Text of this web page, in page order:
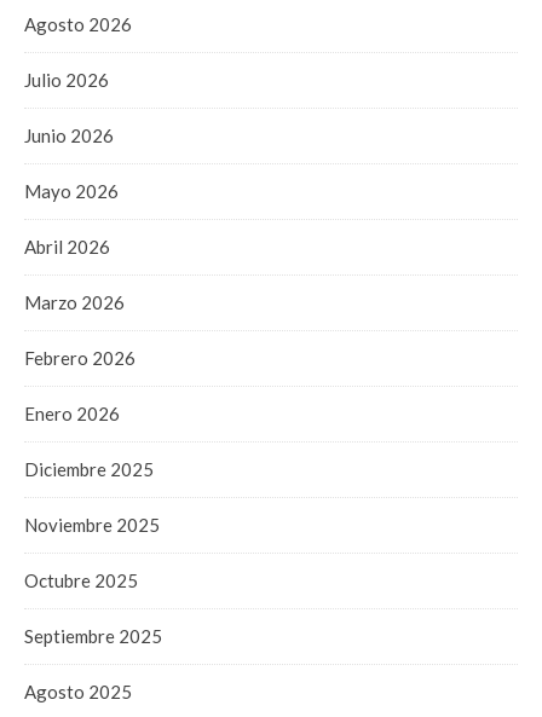
Agosto 2026
Julio 2026
Junio 2026
Mayo 2026
Abril 2026
Marzo 2026
Febrero 2026
Enero 2026
Diciembre 2025
Noviembre 2025
Octubre 2025
Septiembre 2025
Agosto 2025